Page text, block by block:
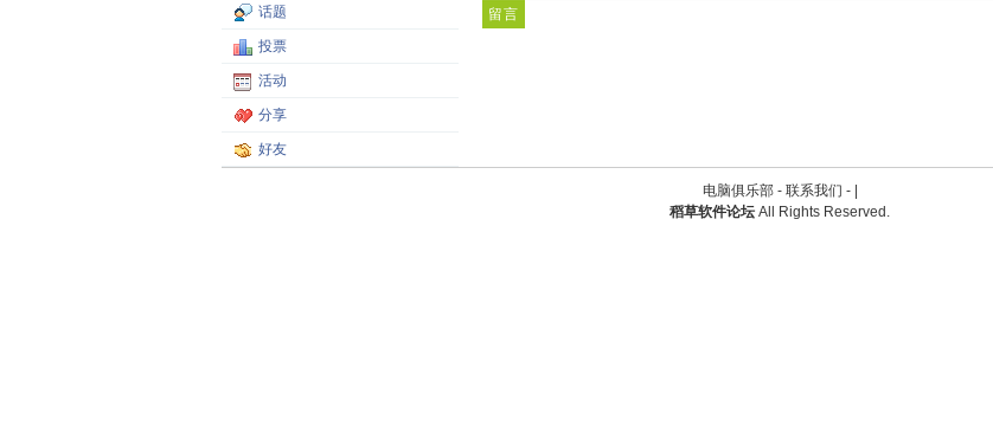
话题
投票
活动
分享
好友
电脑俱乐部 - 联系我们 -
稻草软件论坛 All Rights Reserved.